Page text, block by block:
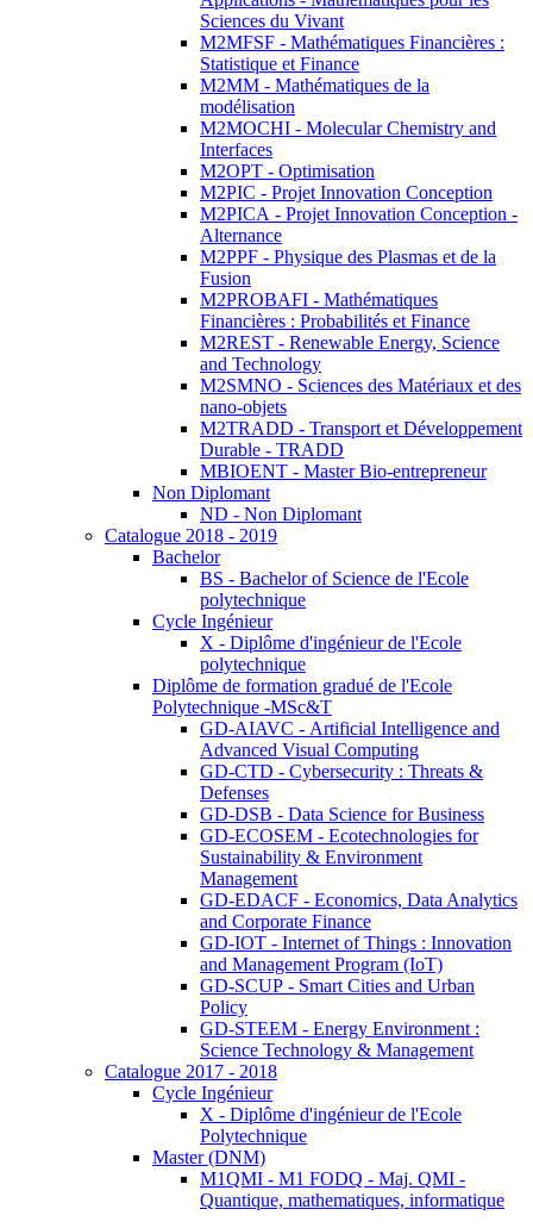
Sciences du Vivant
M2MFSF - Mathématiques Financières :
Statistique et Finance
M2MM - Mathématiques de la
modélisation
M2MOCHI - Molecular Chemistry and
Interfaces
M2OPT - Optimisation
M2PIC - Projet Innovation Conception
M2PICA - Projet Innovation Conception -
Alternance
M2PPF - Physique des Plasmas et de la
Fusion
M2PROBAFI - Mathématiques
Financières : Probabilités et Finance
M2REST - Renewable Energy, Science
and Technology
M2SMNO - Sciences des Matériaux et des
nano-objets
M2TRADD - Transport et Développement
Durable - TRADD
MBIOENT - Master Bio-entrepreneur
Non Diplomant
ND - Non Diplomant
Catalogue 2018 - 2019
Bachelor
BS - Bachelor of Science de l'Ecole
polytechnique
Cycle Ingénieur
X - Diplôme d'ingénieur de l'Ecole
polytechnique
Diplôme de formation gradué de l'Ecole
Polytechnique -MSc&T
GD-AIAVC - Artificial Intelligence and
Advanced Visual Computing
GD-CTD - Cybersecurity : Threats &
Defenses
GD-DSB - Data Science for Business
GD-ECOSEM - Ecotechnologies for
Sustainability & Environment
Management
GD-EDACF - Economics, Data Analytics
and Corporate Finance
GD-IOT - Internet of Things : Innovation
and Management Program (IoT)
GD-SCUP - Smart Cities and Urban
Policy
GD-STEEM - Energy Environment :
Science Technology & Management
Catalogue 2017 - 2018
Cycle Ingénieur
X - Diplôme d'ingénieur de l'Ecole
Polytechnique
Master (DNM)
M1QMI - M1 FODQ - Maj. QMI -
Quantique, mathematiques, informatique